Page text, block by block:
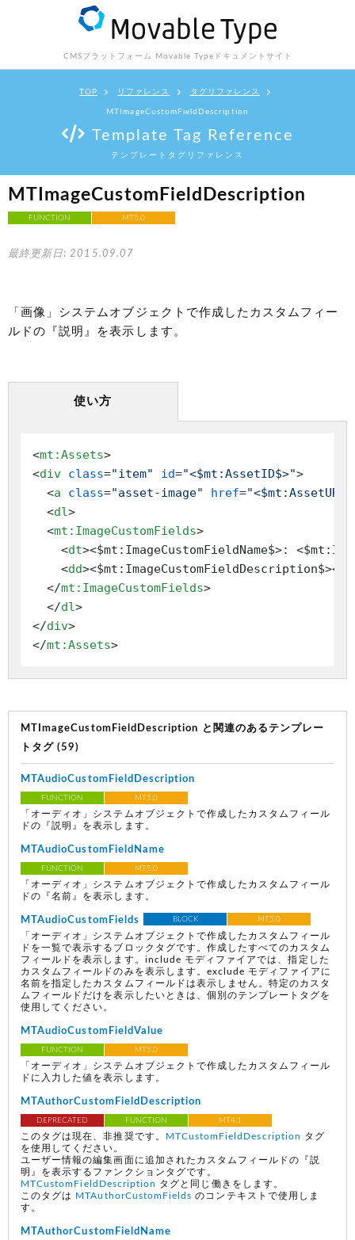
CMSプラットフォーム Movable Type ドキュメントサイト
TOP リファレンス タグリファレンス
MTImageCustomFieldDescription
Template Tag Reference
テンプレートタグリファレンス
MTImageCustomFieldDescription
FUNCTION MT5.0
最終更新日: 2015.09.07
「画像」システムオブジェクトで作成したカスタムフィー
ルドの『説明』を表示します。
使い方
<mt:Assets>
<div class="item" id="<$mt:AssetID$>">
<a class="asset-image" href=
<dl>
<mt:ImageCustomFields>
<dt><$mt:ImageCustomFieldName$>:
<dd><$mt:ImageCustomFieldDescription$></
</mt:ImageCustomFields>
</dl>
</div>
</mt:Assets>
MTImageCustomFieldDescription と関連のあるテンプレー
トタグ (59)
MTAudioCustomFieldDescription
FUNCTION MT5.0
「オーディオ」システムオブジェクトで作成したカスタムフィール
ドの『説明』を表示します。
MTAudioCustomFieldName
FUNCTION MT5.0
「オーディオ」システムオブジェクトで作成したカスタムフィール
ドの『名前』を表示します。
MTAudioCustomFields BLOCK MT5.0
「オーディオ」システムオブジェクトで作成したカスタムフィール
ドを一覧で表示するブロックタグです。作成したすべてのカスタム
フィールドを表示します。include モディファイアでは、指定した
カスタムフィールドのみを表示します。exclude モディファイアに
名前を指定したカスタムフィールドは表示しません。特定のカスタ
ムフィールドだけを表示したいときは、個別のテンプレートタグを
使用してください。
MTAudioCustomFieldValue
FUNCTION MT5.0
「オーディオ」システムオブジェクトで作成したカスタムフィール
ドに入力した値を表示します。
MTAuthorCustomFieldDescription
DEPRECATED FUNCTION MT4.1
このタグは現在、非推奨です。 MTCustomFieldDescription タグ
を使用してください。
ユーザー情報の編集画面に追加されたカスタムフィールドの『説
明』を表示するファンクションタグです。
MTCustomFieldDescription タグと同じ働きをします。
このタグは
MTAuthorCustomFields のコンテキストで使用しま
す。
MTAuthorCustomFieldName